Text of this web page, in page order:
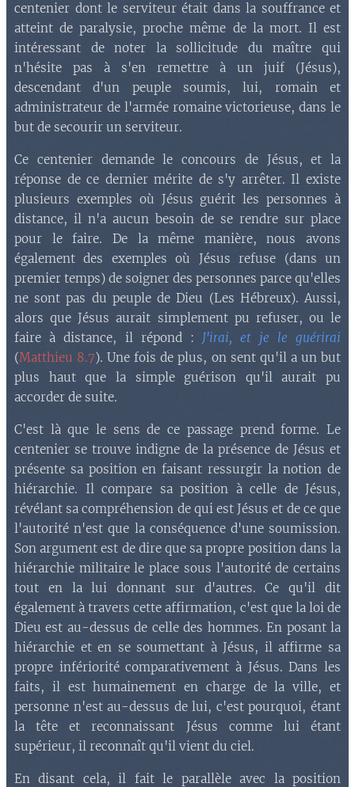
centenier dont le serviteur était dans la souffrance et
atteint de paralysie, proche même de la mort. Il est
intéressant de noter la sollicitude du maître qui
n'hésite pas à s'en remettre à un juif (Jésus),
descendant d'un peuple soumis, lui, romain et
administrateur de l'armée romaine victorieuse, dans le
but de secourir un serviteur.
Ce centenier demande le concours de Jésus, et la
réponse de ce dernier mérite de s'y arrêter. Il existe
plusieurs exemples où Jésus guérit les personnes à
distance, il n'a aucun besoin de se rendre sur place
pour le faire. De la même manière, nous avons
également des exemples où Jésus refuse (dans un
premier temps) de soigner des personnes parce qu'elles
ne sont pas du peuple de Dieu (Les Hébreux). Aussi,
alors que Jésus aurait simplement pu refuser, ou le
faire à distance, il répond : J'irai, et je le guérirai
(Matthieu 8.7). Une fois de plus, on sent qu'il a un but
plus haut que la simple guérison qu'il aurait pu
accorder de suite.
C'est là que le sens de ce passage prend forme. Le
centenier se trouve indigne de la présence de Jésus et
présente sa position en faisant ressurgir la notion de
hiérarchie. Il compare sa position à celle de Jésus,
révélant sa compréhension de qui est Jésus et de ce que
l'autorité n'est que la conséquence d'une soumission.
Son argument est de dire que sa propre position dans la
hiérarchie militaire le place sous l'autorité de certains
tout en la lui donnant sur d'autres. Ce qu'il dit
également à travers cette affirmation, c'est que la loi de
Dieu est au-dessus de celle des hommes. En posant la
hiérarchie et en se soumettant à Jésus, il affirme sa
propre infériorité comparativement à Jésus. Dans les
faits, il est humainement en charge de la ville, et
personne n'est au-dessus de lui, c'est pourquoi, étant
la tête et reconnaissant Jésus comme lui étant
supérieur, il reconnaît qu'il vient du ciel.
En disant cela, il fait le parallèle avec la position